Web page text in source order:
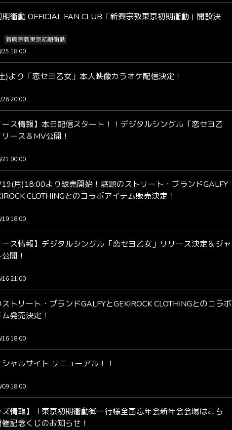
衝動 OFFICIAL FAN CLUB「新興宗教東京初期衝動」開設決
新興宗教東京初期衝動
25 18:00
)より「恋セヨ乙女」本人映像カラオケ配信決定！
26 20:00
ース情報】本日配信スタート！！デジタルシングル「恋セヨ乙
ース＆MV公開！
21 00:00
月)18:00より販売開始！話題のストリート・ブランドGALFY
CLOTHINGとのコラボアイテム販売決定！
19 18:00
ース情報】デジタルシングル「恋セヨ乙女」リリース決定＆ジャ
開！
16 21:00
トリート・ブランドGALFYとGEKIROCK CLOTHINGとのコラボ
発売決定！
16 18:00
ャルサイト リニューアル！！
09 18:00
ズ情報】「東京初期衝動御一行様全国忘年会新年会会場はこち
記念くじのお知らせ！